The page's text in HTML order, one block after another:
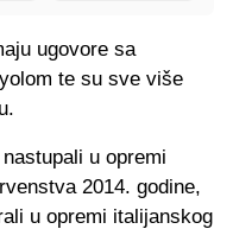
ugovore sa
te su sve više
u opremi
2014. godine,
u opremi italijanskog